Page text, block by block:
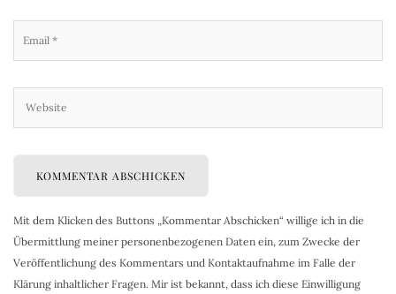
Mit dem Klicken des Buttons „Kommentar Abschicken“ willige ich in die
Übermittlung meiner personenbezogenen Daten ein, zum Zwecke der
Veröffentlichung des Kommentars und Kontaktaufnahme im Falle der
Klärung inhaltlicher Fragen. Mir ist bekannt, dass ich diese Einwilligung